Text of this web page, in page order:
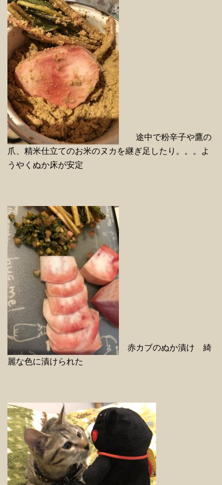
途中で粉辛子や鷹の
爪、精米仕立てのお米のヌカを継ぎ足したり。。。よ
うやくぬか床が安定
赤カブのぬか漬け 綺
麗な色に漬けられた